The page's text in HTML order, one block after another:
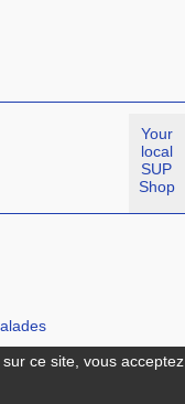
Your
local
SUP
Shop
ce site, vous